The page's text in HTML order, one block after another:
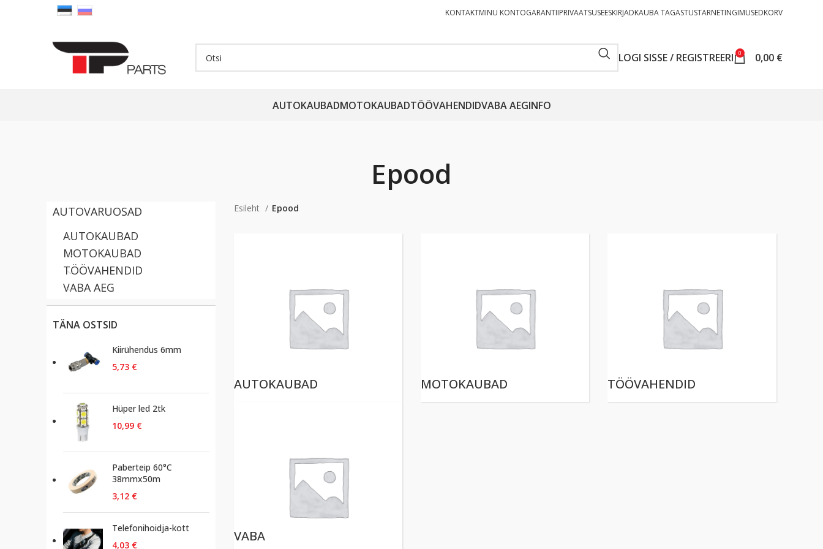
KONTAKTMINU KONTOGARANTIIPRIVAATSUSEESKIRJADKAUBA TAGASTUSTARNETINGIMUSEDKORV
LOGI SISSE / REGISTREERI 0 0,00 €
AUTOKAUBADMOTOKAUBADTÖÖVAHENDIDVABA AEGINFO
Epood
AUTOVARUOSAD
AUTOKAUBAD
MOTOKAUBAD
TÖÖVAHENDID
VABA AEG
TÄNA OSTSID
Kiirühendus 6mm
5,73 €
Hüper led 2tk
10,99 €
Paberteip 60°C
38mmx50m
3,12 €
Telefonihoidja-kott
4,03 €
Esileht Epood
AUTOKAUBAD MOTOKAUBAD TÖÖVAHENDID
VABA